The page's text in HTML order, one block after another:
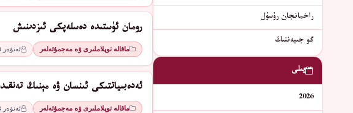
رومان ئۈستىدە دەسلەپكى ئىزدىنىش
ماقالە توپلاملىرى ۋە مەجمۇئەلەر ئەنۋەر
ئەدەبىياتتىكى ئىنسان ۋە مېنىڭ
ماقالە توپلاملىرى ۋە مەجمۇئەلەر ئەنۋەر
راخمانجان رۇسۇل
گو جىيەننىڭ
يىلى
2026